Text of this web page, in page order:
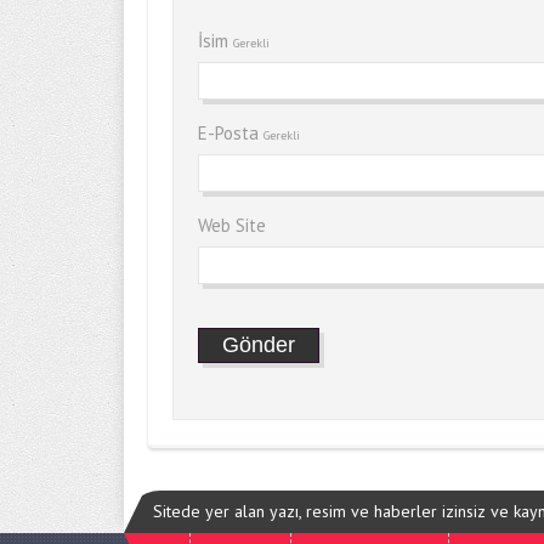
İsim Gerekli
E-Posta Gerekli
Web Site
Sitede yer alan yazı, resim ve haberler izinsiz ve